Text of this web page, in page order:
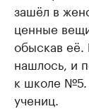
зашёл в
ценные
обыскав
нашлось, и
к школе №5.
учениц.